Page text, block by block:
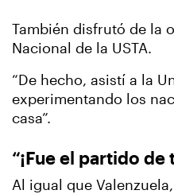
También disfrutó de la
Nacional de la USTA.
“De hecho, asistí a la
experimentando los
casa”.
“¡Fue el partido
Al igual que